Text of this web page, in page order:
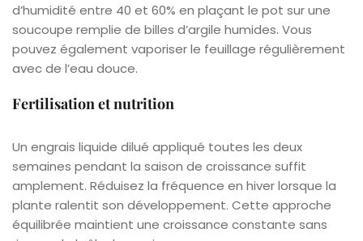
d’humidité entre 40 et 60% en plaçant le pot sur une
soucoupe remplie de billes d’argile humides. Vous
pouvez également vaporiser le feuillage régulièrement
avec de l’eau douce.
Fertilisation et nutrition
Un engrais liquide dilué appliqué toutes les deux
semaines pendant la saison de croissance suffit
amplement. Réduisez la fréquence en hiver lorsque la
plante ralentit son développement. Cette approche
équilibrée maintient une croissance constante sans